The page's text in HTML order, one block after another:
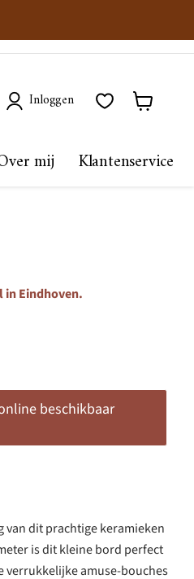
Inloggen
mij Klantenservice
in Eindhoven.
beschikbaar
dit prachtige keramieken
is dit kleine bord perfect
verrukkelijke amuse-bouches